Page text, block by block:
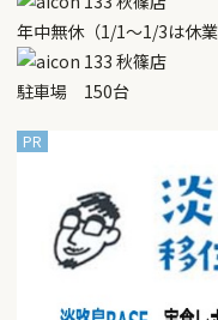
年中無休（1/1～1/3は休業
駐車場 150台